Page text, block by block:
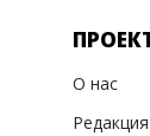
О нас
Редакция